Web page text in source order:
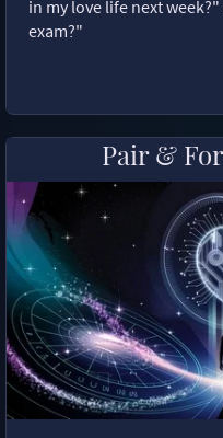
in my love life next
exam?"
Pair &